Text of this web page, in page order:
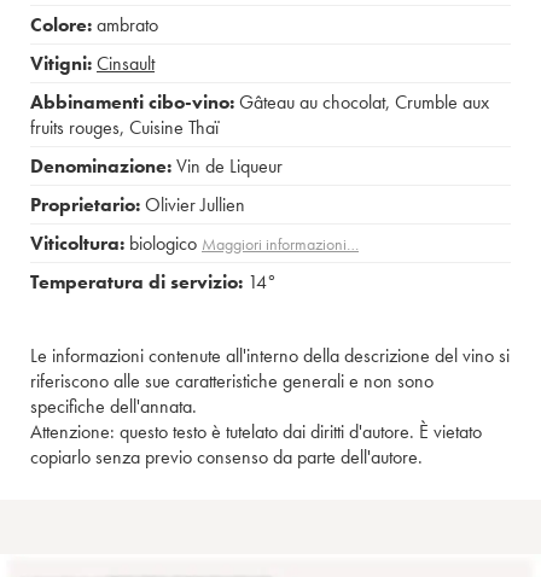
Colore:ambrato
Vitigni:Cinsault
Abbinamenti cibo-vino:Gâteau au chocolat, Crumble aux
fruits rouges, Cuisine Thaï
Denominazione:Vin de Liqueur
Proprietario:Olivier Jullien
Viticoltura: biologico Maggiori informazioni…
Temperatura di servizio: 14°
Le informazioni contenute all'interno della descrizione del vino si
riferiscono alle sue caratteristiche generali e non sono
specifiche dell'annata.
Attenzione: questo testo è tutelato dai diritti d'autore. È vietato
copiarlo senza previo consenso da parte dell'autore.